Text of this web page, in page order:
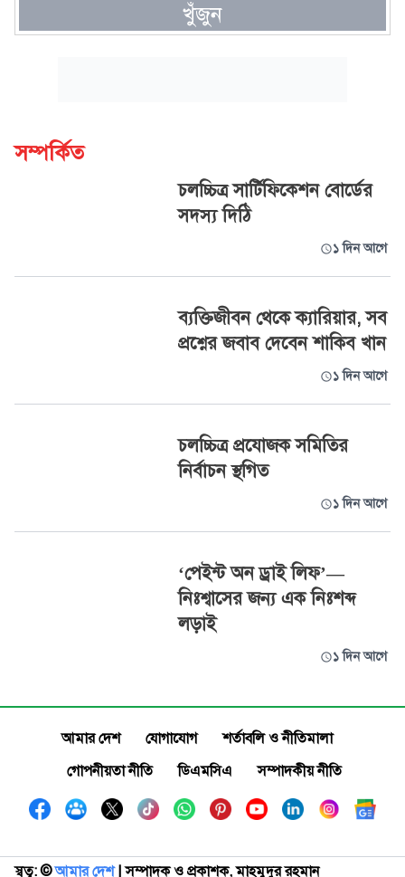
খুঁজুন
সম্পর্কিত
চলচ্চিত্র সার্টিফিকেশন বোর্ডের
সদস্য দিঠি
১ দিন আগে
ব্যক্তিজীবন থেকে ক্যারিয়ার, সব
প্রশ্নের জবাব দেবেন শাকিব খান
১ দিন আগে
চলচ্চিত্র প্রযোজক সমিতির
নির্বাচন স্থগিত
১ দিন আগে
‘পেইন্ট অন ড্রাই লিফ’—
নিঃশ্বাসের জন্য এক নিঃশব্দ
লড়াই
১ দিন আগে
আমার দেশ যোগাযোগ
শর্তাবলি ও নীতিমালা
গোপনীয়তা নীতি
ডিএমসিএ সম্পাদকীয় নীতি
স্বত্ব: ©️আমার দেশ| সম্পাদক ও প্রকাশক, মাহমুদুর রহমান